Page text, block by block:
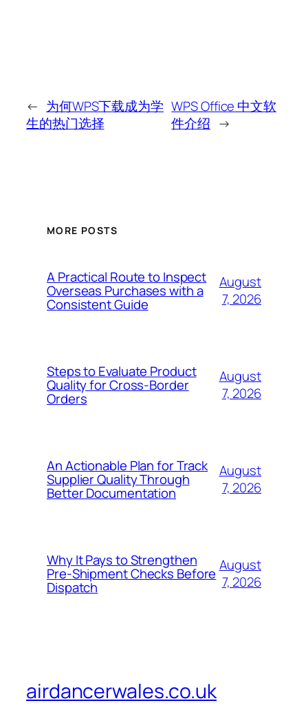
← 为何WPS下载成为学
生的热门选择
WPS Office 中文软
件介绍 →
MORE POSTS
A Practical Route to Inspect
Overseas Purchases with a
Consistent Guide
August
7, 2026
Steps to Evaluate Product
Quality for Cross-Border
Orders
August
7, 2026
An Actionable Plan for Track
Supplier Quality Through
Better Documentation
August
7, 2026
Why It Pays to Strengthen
Pre-Shipment Checks Before
Dispatch
August
7, 2026
airdancerwales.co.uk